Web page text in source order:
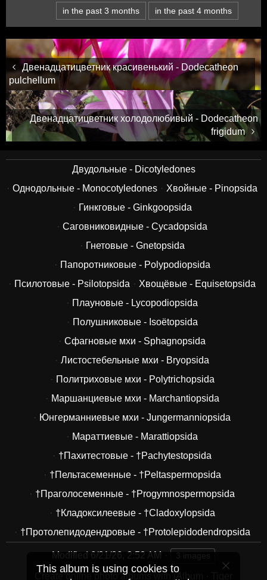
in the past 3 months in the past 4 months
Двенадцатицветник красивенький - Dodecatheon
pulchellum
Двенадцатицветник холодолюбивый - Dodecatheon
frigidum
Двудольные - Dicotyledones
Однодольные - Monocotyledones
Хвойные - Pinopsida
Гинкговые - Ginkgoopsida
Саговниковидные - Cycadopsida
Гнетовые - Gnetopsida
Папоротниковые - Polypodiopsida
Псилотовые - Psilotopsida
Хвощёвые - Equisetopsida
Плауновые - Lycopodiopsida
Полушниковые - Isoëtopsida
Сфагновые мхи - Sphagnopsida
Листостебельные мхи - Bryopsida
Политриховые мхи - Polytrichopsida
Маршанциевые мхи - Marchantiopsida
Юнгерманниевые мхи - Jungermanniopsida
Мараттиевые - Marattiopsida
†Пахитестовые - †Pachytestopsida
†Пельтасеменные - †Peltaspermopsida
†Праголосеменные - †Progymnospermopsida
†Кладоксилеевые - †Cladoxylopsida
†Протолепидодендровые - †Protolepidodendropsida
Modified 6/21/26, 2:52 AM
Create online photo albums with jAlbum
This album is using cookies to